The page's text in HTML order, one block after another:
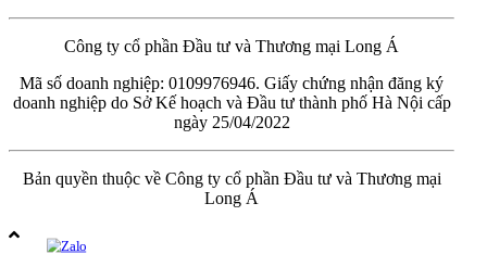
Công ty cổ phần Đầu tư và Thương mại Long Á
Mã số doanh nghiệp: 0109976946. Giấy chứng nhận đăng ký
doanh nghiệp do Sở Kế hoạch và Đầu tư thành phố Hà Nội cấp
ngày 25/04/2022
Bản quyền thuộc về Công ty cổ phần Đầu tư và Thương mại
Long Á